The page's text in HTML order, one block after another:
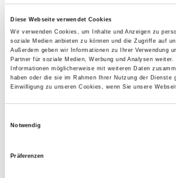
Diese Webseite verwendet Cookies
Wir verwenden Cookies, um Inhalte und Anzeigen zu
soziale Medien anbieten zu können und die Zugriffe auf
Außerdem geben wir Informationen zu Ihrer Verwendung
Partner für soziale Medien, Werbung und Analysen
Informationen möglicherweise mit weiteren Daten
haben oder die sie im Rahmen Ihrer Nutzung der Dienste
Einwilligung zu unseren Cookies, wenn Sie unsere
Notwendig
Präferenzen
OG - Herxheim
Im Bruchweg
76863 Herxheim
OG - Hochstadt und
Bahnhof 2
76879 Hochstadt
Badallee